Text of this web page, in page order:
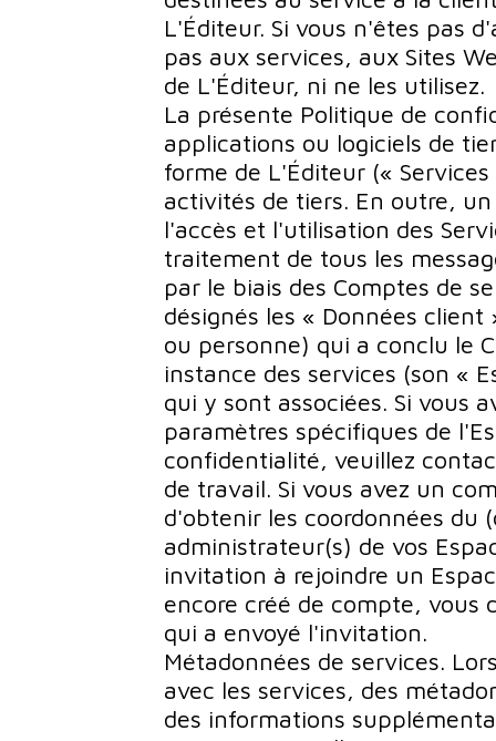
L'Éditeur. Si vous n'êtes pas
pas aux services, aux Sites
de L'Éditeur, ni ne les utilisez.
La présente Politique de
applications ou logiciels de
forme de L'Éditeur («
activités de tiers. En outre,
l'accès et l'utilisation des
traitement de tous les
par le biais des Comptes de
désignés les « Données
ou personne) qui a conclu le
instance des services (son «
qui y sont associées. Si vous
paramètres spécifiques de
confidentialité, veuillez
de travail. Si vous avez un
d'obtenir les coordonnées du
administrateur(s) de vos
invitation à rejoindre un
encore créé de compte, vous
qui a envoyé l'invitation.
Métadonnées de services.
avec les services, des
des informations